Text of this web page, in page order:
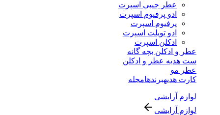
عطر جیبی اسپرت
ادو پرفیوم اسپرت
پرفیوم اسپرت
ادو تویلت اسپرت
ادکلن اسپرت
عطر و ادکلن بچه گانه
ست هدیه عطر و ادکلن
عطر مو
کارت هدیهبرندهامجله
لوازم آرایشی
لوازم آرایشی